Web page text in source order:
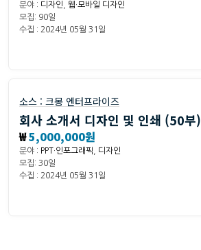
분야 : 디자인
웹·모바일 디자인
모집: 90일
수집 : 2024년 05월 31일
소스 : 크몽 엔터프라이즈
회사 소개서 디자인 및 인쇄 (50부)
₩5,000,000원
분야 : PPT·인포그래픽
디자인
모집: 30일
수집 : 2024년 05월 31일